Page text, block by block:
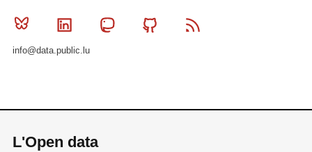
Bluesky Linkedin MastodonGithub
info@data.public.lu
L'Open data